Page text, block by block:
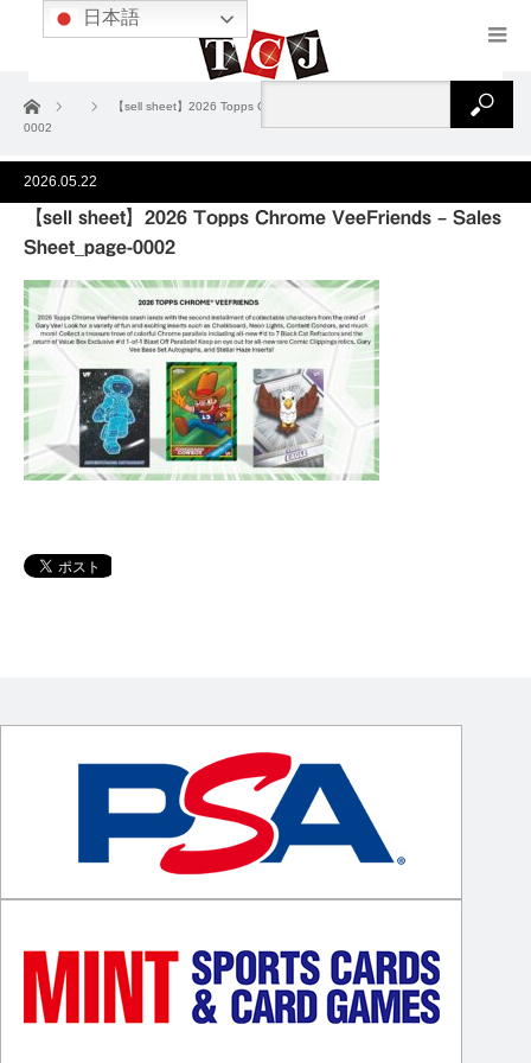
ホーム
【sell sheet】2026 Topps Chrome VeeFriends – Sales Sheet_page-
0002
2026.05.22
【sell sheet】2026 Topps Chrome VeeFriends – Sales
Sheet_page-0002
日本語